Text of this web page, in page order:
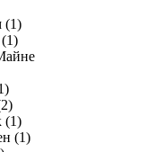
(1)
(1)
(1)